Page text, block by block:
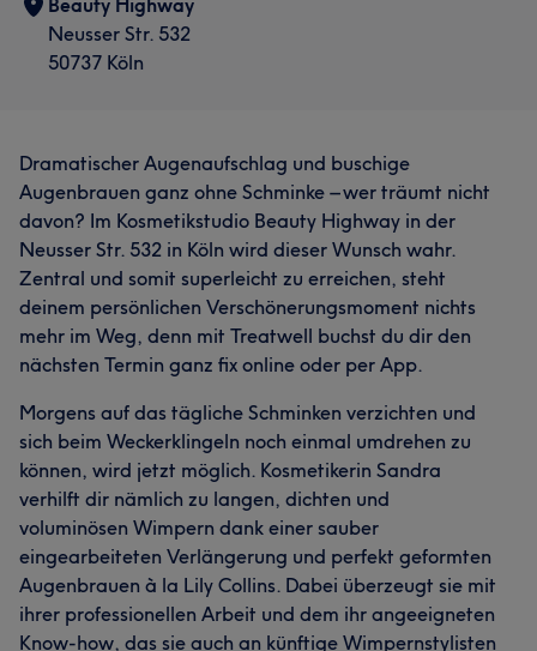
Erfahren 11 Kompetent 8 Professionell 7
Sympathisch 5
Was unsere Kunden über Nunu sagen
Beauty Highway
Neusser Str. 532
50737 Köln
Dramatischer Augenaufschlag und buschige
Augenbrauen ganz ohne Schminke – wer träumt nicht
davon? Im Kosmetikstudio Beauty Highway in der
Neusser Str. 532 in Köln wird dieser Wunsch wahr.
Zentral und somit superleicht zu erreichen, steht
deinem persönlichen Verschönerungsmoment nichts
mehr im Weg, denn mit Treatwell buchst du dir den
nächsten Termin ganz fix online oder per App.
Morgens auf das tägliche Schminken verzichten und
sich beim Weckerklingeln noch einmal umdrehen zu
können, wird jetzt möglich. Kosmetikerin Sandra
verhilft dir nämlich zu langen, dichten und
voluminösen Wimpern dank einer sauber
eingearbeiteten Verlängerung und perfekt geformten
Augenbrauen à la Lily Collins. Dabei überzeugt sie mit
ihrer professionellen Arbeit und dem ihr angeeigneten
Know-how, das sie auch an künftige Wimpernstylisten